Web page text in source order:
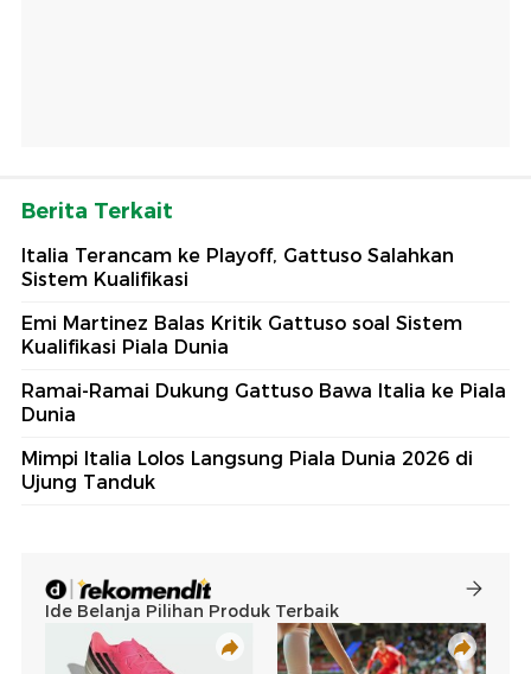
Berita Terkait
Italia Terancam ke Playoff, Gattuso Salahkan
Sistem Kualifikasi
Emi Martinez Balas Kritik Gattuso soal Sistem
Kualifikasi Piala Dunia
Ramai-Ramai Dukung Gattuso Bawa Italia ke Piala
Dunia
Mimpi Italia Lolos Langsung Piala Dunia 2026 di
Ujung Tanduk